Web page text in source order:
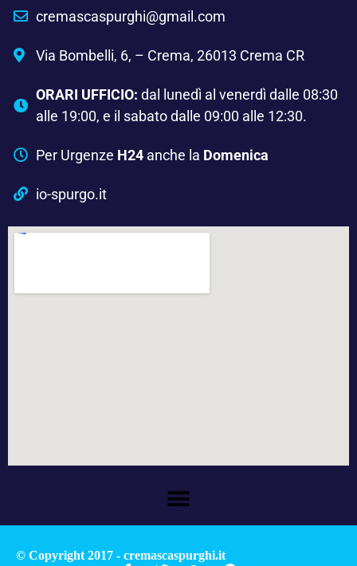
cremascaspurghi@gmail.com
Via Bombelli, 6, – Crema, 26013 Crema CR
ORARI UFFICIO: dal lunedì al venerdì dalle 08:30
alle 19:00, e il sabato dalle 09:00 alle 12:30.
Per Urgenze H24 anche la Domenica
io-spurgo.it
© Copyright 2017 - cremascaspurghi.it